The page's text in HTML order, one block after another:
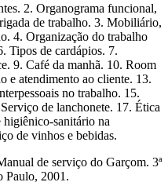
2. Organograma funcional,
de trabalho. 3. Mobiliário,
4. Organização do trabalho
Tipos de cardápios. 7.
9. Café da manhã. 10. Room
e atendimento ao cliente. 13.
no trabalho. 15.
de lanchonete. 17. Ética
sanitário na
de vinhos e bebidas.
de serviço do Garçom. 3ª
Paulo, 2001.